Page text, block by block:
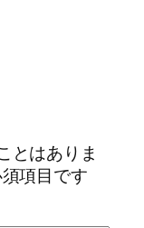
とはありま
項目です